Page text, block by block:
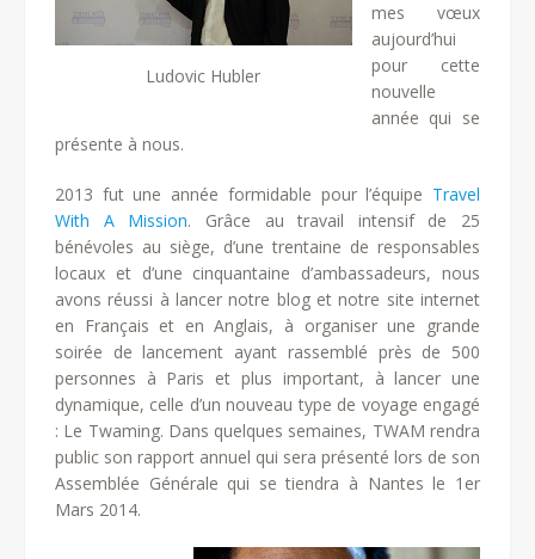
Ludovic Hubler
mes vœux
aujourd’hui
pour cette
nouvelle
année qui se
présente à nous.
2013 fut une année formidable pour l’équipe Travel
With A Mission. Grâce au travail intensif de 25
bénévoles au siège, d’une trentaine de responsables
locaux et d’une cinquantaine d’ambassadeurs, nous
avons réussi à lancer notre blog et notre site internet
en Français et en Anglais, à organiser une grande
soirée de lancement ayant rassemblé près de 500
personnes à Paris et plus important, à lancer une
dynamique, celle d’un nouveau type de voyage engagé
: Le Twaming. Dans quelques semaines, TWAM rendra
public son rapport annuel qui sera présenté lors de son
Assemblée Générale qui se tiendra à Nantes le 1er
Mars 2014.